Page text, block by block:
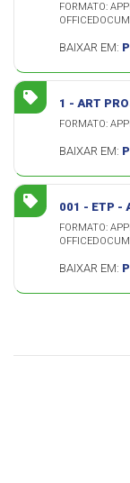
FORMATO:
BAIXAR EM:
1 - ART
FORMATO:
BAIXAR EM:
001 - ETP -
FORMATO:
BAIXAR EM: